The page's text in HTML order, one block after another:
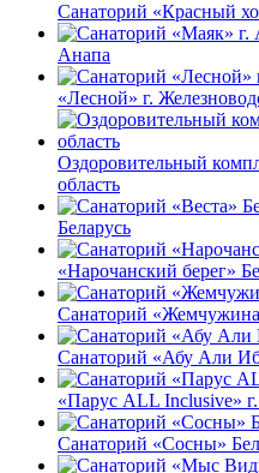
Санаторий «Красный
Анапа
«Лесной» г.
Оздоровительный
область
Беларусь
«Нарочанский берег»
Санаторий
Санаторий «Абу Али
«Парус ALL Inclusive»
Санаторий «Сосны»